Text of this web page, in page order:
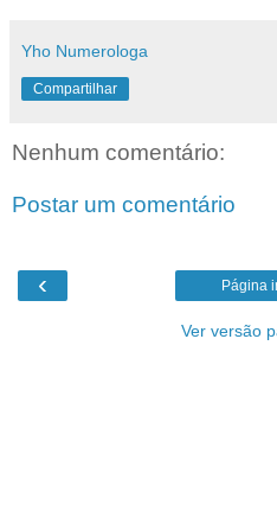
Yho Numerologa
Compartilhar
Nenhum comentário:
Postar um comentário
‹ Página
Ver versão